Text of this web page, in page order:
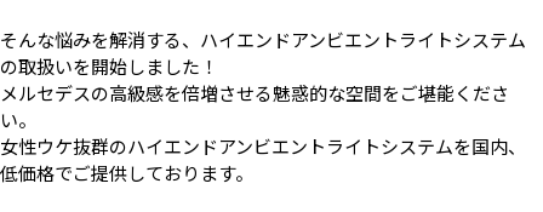
そんな悩みを解消する、ハイエンドアンビエントライトシステム
の取扱いを開始しました！
メルセデスの高級感を倍増させる魅惑的な空間をご堪能くださ
い。
女性ウケ抜群のハイエンドアンビエントライトシステムを国内、
低価格でご提供しております。